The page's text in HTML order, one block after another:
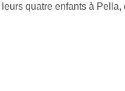
quatre enfants à Pella,